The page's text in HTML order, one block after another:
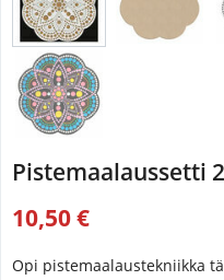
Pistemaalaussetti
10,50 €
Opi pistemaalaustekniikka